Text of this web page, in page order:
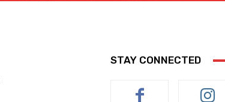
STAY CONNECTED